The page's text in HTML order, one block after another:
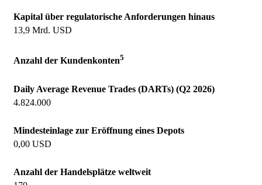
Kapital über regulatorische Anforderungen hinaus
13,9 Mrd. USD
Anzahl der Kundenkonten5
Daily Average Revenue Trades (DARTs) (Q2 2026)
4.824.000
Mindesteinlage zur Eröffnung eines Depots
0,00 USD
Anzahl der Handelsplätze weltweit